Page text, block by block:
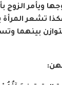
ويأمر الزوج
تشعر المرأة
بينهما